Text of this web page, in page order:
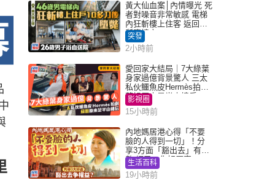
黃大仙血案│內情曝光 死
者對噪音非常敏感 電梯
內狂斬樓上住客 返回住
所墮樓亡
突發
2小時前
愛回家大結局｜7大綠葉
身家過億背景驚人 三太
私伙鱷魚皮Hermès拍劇
蘇姐原來是半山樓后
影視圈
15小時前
內地媽居港心得「不要
臉的人得到一切」！分
享3方面「豁出去」有著
數 網民：你好厲害
生活百科
19小時前